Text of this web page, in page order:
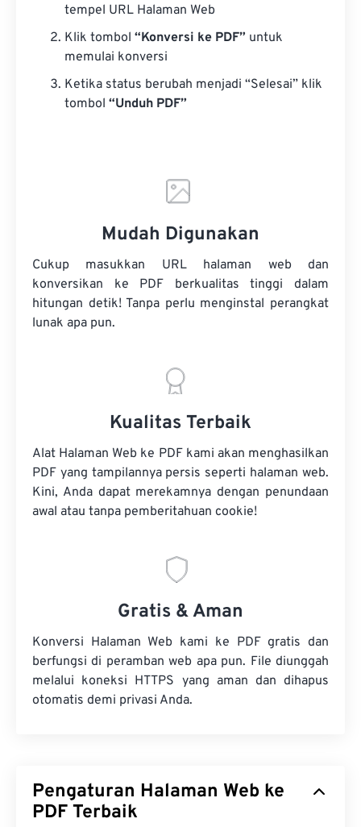
tempel URL Halaman Web
Klik tombol “Konversi ke PDF” untuk
memulai konversi
Ketika status berubah menjadi “Selesai” klik
tombol “Unduh PDF”
Mudah Digunakan
Cukup masukkan URL halaman web dan
konversikan ke PDF berkualitas tinggi dalam
hitungan detik! Tanpa perlu menginstal perangkat
lunak apa pun.
Kualitas Terbaik
Alat Halaman Web ke PDF kami akan menghasilkan
PDF yang tampilannya persis seperti halaman web.
Kini, Anda dapat merekamnya dengan penundaan
awal atau tanpa pemberitahuan cookie!
Gratis & Aman
Konversi Halaman Web kami ke PDF gratis dan
berfungsi di peramban web apa pun. File diunggah
melalui koneksi HTTPS yang aman dan dihapus
otomatis demi privasi Anda.
Pengaturan Halaman Web ke
PDF Terbaik